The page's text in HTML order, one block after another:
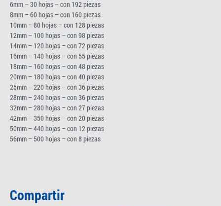
6mm – 30 hojas – con 192 piezas
8mm – 60 hojas – con 160 piezas
10mm – 80 hojas – con 128 piezas
12mm – 100 hojas – con 98 piezas
14mm – 120 hojas – con 72 piezas
16mm – 140 hojas – con 55 piezas
18mm – 160 hojas – con 48 piezas
20mm – 180 hojas – con 40 piezas
25mm – 220 hojas – con 36 piezas
28mm – 240 hojas – con 36 piezas
32mm – 280 hojas – con 27 piezas
42mm – 350 hojas – con 20 piezas
50mm – 440 hojas – con 12 piezas
56mm – 500 hojas – con 8 piezas
Compartir